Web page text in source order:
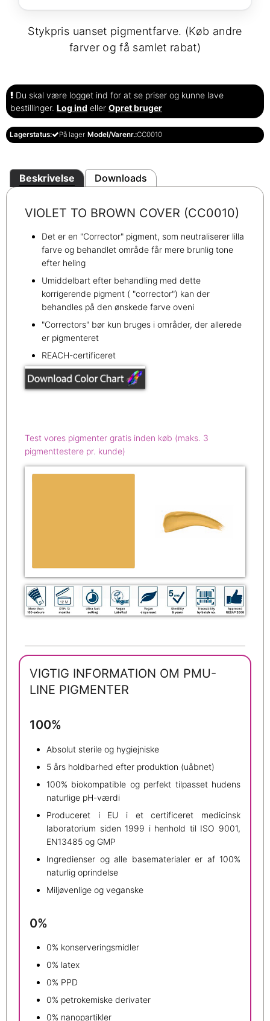
Stykpris uanset pigmentfarve. (Køb andre
farver og få samlet rabat)
Du skal være logget ind for at se priser og kunne lave
bestillinger. Log ind eller Opret bruger
Lagerstatus: På lager Model/Varenr.:CC0010
Beskrivelse Downloads
VIOLET TO BROWN COVER (CC0010)
Det er en "Corrector" pigment, som neutraliserer lilla
farve og behandlet område får mere brunlig tone
efter heling
Umiddelbart efter behandling med dette
korrigerende pigment ( "corrector") kan der
behandles på den ønskede farve oveni
"Correctors" bør kun bruges i områder, der allerede
er pigmenteret
REACH-certificeret
Test vores pigmenter gratis inden køb (maks. 3
pigmenttestere pr. kunde)
VIGTIG INFORMATION OM PMU-
LINE PIGMENTER
100%
Absolut sterile og hygiejniske
5 års holdbarhed efter produktion (uåbnet)
100% biokompatible og perfekt tilpasset hudens
naturlige pH-værdi
Produceret i EU i et certificeret medicinsk
laboratorium siden 1999 i henhold til ISO 9001,
EN13485 og GMP
Ingredienser og alle basematerialer er af 100%
naturlig oprindelse
Miljøvenlige og veganske
0%
0% konserveringsmidler
0% latex
0% PPD
0% petrokemiske derivater
0% nanopartikler